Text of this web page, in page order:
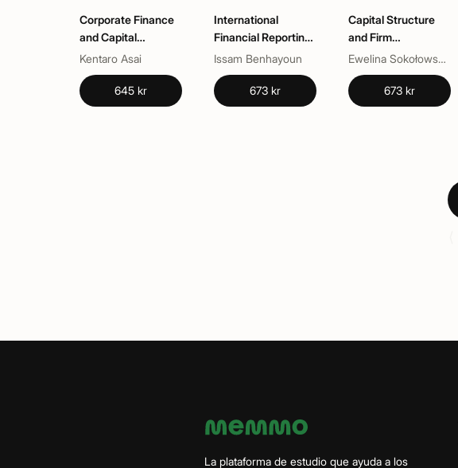
Corporate Finance
and Capital
Structure
Kentaro Asai
645 kr
International
Financial Reporting
Standards in the
MENA Region
Issam Benhayoun
673 kr
Capital Structure
and Firm
Performance
Ewelina Sokołowska, Milad Zargartalebi
673 kr
La plataforma de estudio que ayuda a los